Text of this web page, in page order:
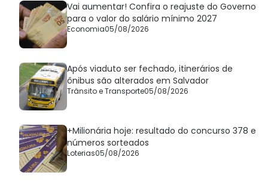
Vai aumentar! Confira o reajuste do Governo
para o valor do salário mínimo 2027
Economia05/08/2026
Após viaduto ser fechado, itinerários de
ônibus são alterados em Salvador
Trânsito e Transporte05/08/2026
+Milionária hoje: resultado do concurso 378 e
números sorteados
Loterias05/08/2026